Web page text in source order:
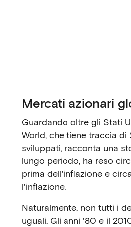
Mercati azionari
Guardando oltre gli Stati
World, che tiene traccia di
sviluppati, racconta una
lungo periodo, ha reso
prima dell'inflazione e
l'inflazione.
Naturalmente, non tutti i
uguali. Gli anni '80 e il